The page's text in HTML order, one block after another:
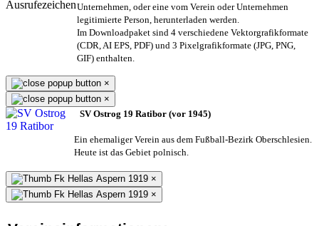
Unternehmen, oder eine vom Verein oder Unternehmen
legitimierte Person, herunterladen werden.
Im Downloadpaket sind 4 verschiedene Vektorgrafikformate
(CDR, AI EPS, PDF) und 3 Pixelgrafikformate (JPG, PNG,
GIF) enthalten.
×
×
SV Ostrog 19 Ratibor (vor 1945)
Ein ehemaliger Verein aus dem Fußball-Bezirk Oberschlesien.
Heute ist das Gebiet polnisch.
×
×